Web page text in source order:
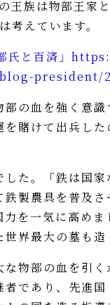
王族は物部王家
考えています。
氏と百済」
president/
の血を強く意識
を賭けて出兵した
た。「鉄は国家
鉄製農具を普及さ
力を一気に高めま
界最大の墓も造
物部の血を引く
者であり、先進国